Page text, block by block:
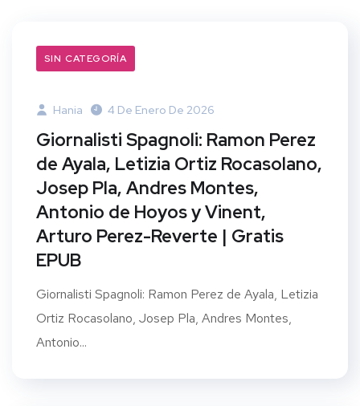
SIN CATEGORÍA
Hania 4 De Enero De 2026
Giornalisti Spagnoli: Ramon Perez
de Ayala, Letizia Ortiz Rocasolano,
Josep Pla, Andres Montes,
Antonio de Hoyos y Vinent,
Arturo Perez-Reverte | Gratis
EPUB
Giornalisti Spagnoli: Ramon Perez de Ayala, Letizia
Ortiz Rocasolano, Josep Pla, Andres Montes,
Antonio...